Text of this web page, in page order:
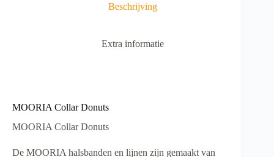
Beschrijving
Extra informatie
MOORIA Collar Donuts
MOORIA Collar Donuts
De MOORIA halsbanden en lijnen zijn gemaakt van